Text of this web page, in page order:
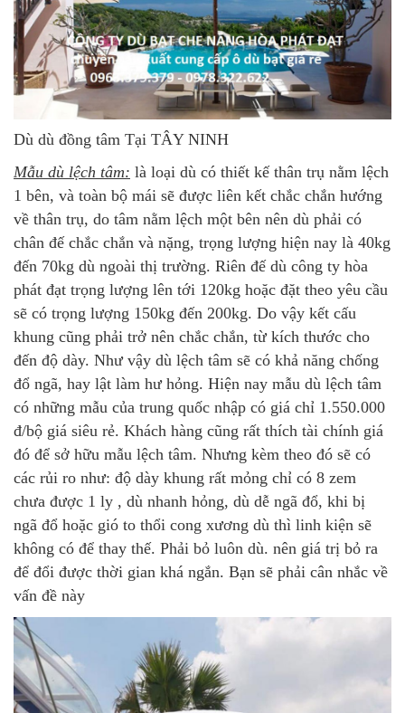
Dù dù đồng tâm Tại TÂY NINH
Mẫu dù lệch tâm: là loại dù có thiết kế thân trụ nằm lệch
1 bên, và toàn bộ mái sẽ được liên kết chắc chắn hướng
về thân trụ, do tâm nằm lệch một bên nên dù phải có
chân đế chắc chắn và nặng, trọng lượng hiện nay là 40kg
đến 70kg dù ngoài thị trường. Riên đế dù công ty hòa
phát đạt trọng lượng lên tới 120kg hoặc đặt theo yêu cầu
sẽ có trọng lượng 150kg đến 200kg. Do vậy kết cấu
khung cũng phải trở nên chắc chắn, từ kích thước cho
đến độ dày. Như vậy dù lệch tâm sẽ có khả năng chống
đổ ngã, hay lật làm hư hỏng. Hiện nay mẫu dù lệch tâm
có những mẫu của trung quốc nhập có giá chỉ 1.550.000
đ/bộ giá siêu rẻ. Khách hàng cũng rất thích tài chính giá
đó để sở hữu mẫu lệch tâm. Nhưng kèm theo đó sẽ có
các rủi ro như: độ dày khung rất mỏng chỉ có 8 zem
chưa được 1 ly , dù nhanh hỏng, dù dễ ngã đổ, khi bị
ngã đổ hoặc gió to thổi cong xương dù thì linh kiện sẽ
không có để thay thế. Phải bỏ luôn dù. nên giá trị bỏ ra
để đổi được thời gian khá ngắn. Bạn sẽ phải cân nhắc về
vấn đề này